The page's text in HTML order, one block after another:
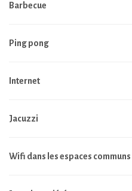
Barbecue
Ping pong
Internet
Jacuzzi
Wifi dans les espaces communs